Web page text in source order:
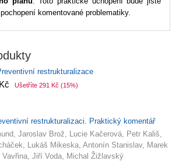
komentované problematiky.
restrukturalizace
Ušetříte 291 Kč (15%)
restrukturalizaci. Praktický komentář
Jaroslav Brož, Lucie Kačerová, Petr Kališ,
Lukáš Mikeska, Antonín Stanislav, Marek
Vavřina, Jiří Voda, Michal Žižlavský